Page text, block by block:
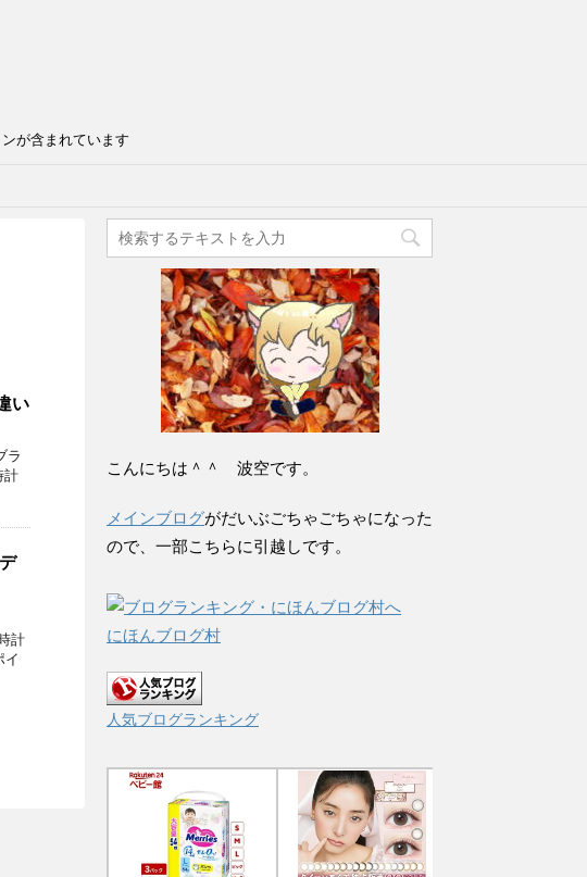
が含まれています
い
ラ
計
計
イ
こんにちは＾＾ 波空です。
メインブログがだいぶごちゃごちゃになった
ので、一部こちらに引越しです。
にほんブログ村
人気ブログランキング